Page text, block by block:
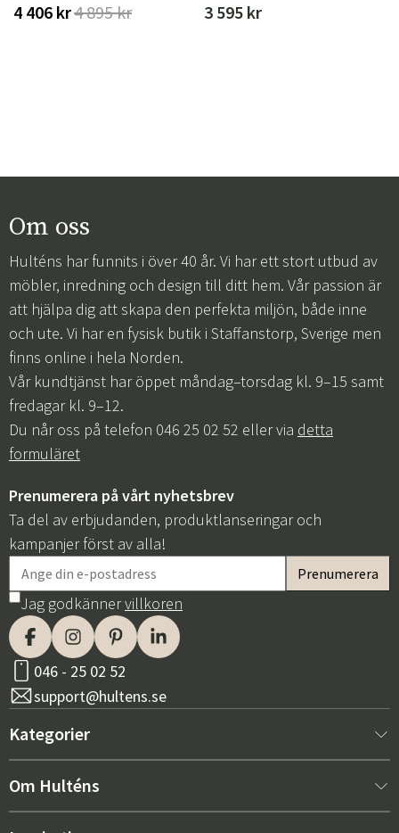
4 406 kr4 895 kr 3 595 kr
Om oss
Hulténs har funnits i över 40 år. Vi har ett stort utbud av
möbler, inredning och design till ditt hem. Vår passion är
att hjälpa dig att skapa den perfekta miljön, både inne
och ute. Vi har en fysisk butik i Staffanstorp, Sverige men
finns online i hela Norden.
Vår kundtjänst har öppet måndag–torsdag kl. 9–15 samt
fredagar kl. 9–12.
Du når oss på telefon 046 25 02 52 eller via detta
formuläret
Prenumerera på vårt nyhetsbrev
Ta del av erbjudanden, produktlanseringar och
kampanjer först av alla!
Jag godkännervillkoren
046 - 25 02 52
support@hultens.se
Kategorier
Nytt hos oss
Om Hulténs